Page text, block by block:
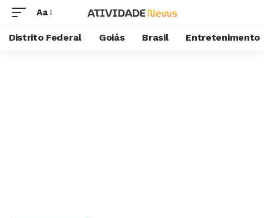
Aa
Distrito Federal Goiás Brasil Entretenimento